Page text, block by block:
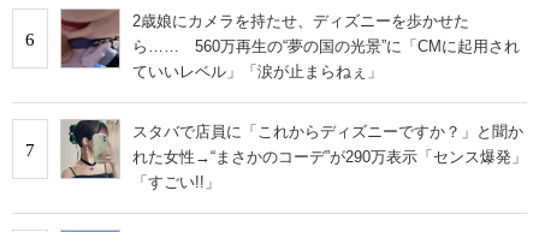
6
2歳娘にカメラを持たせ、ディズニーを歩かせた
ら…… 560万再生の“夢の国の光景”に「CMに起用され
ていいレベル」「涙が止まらねぇ」
7
スタバで店員に「これからディズニーですか？」と聞か
れた女性→“まさかのコーデ”が290万表示「センス爆発」
「すごい!!」